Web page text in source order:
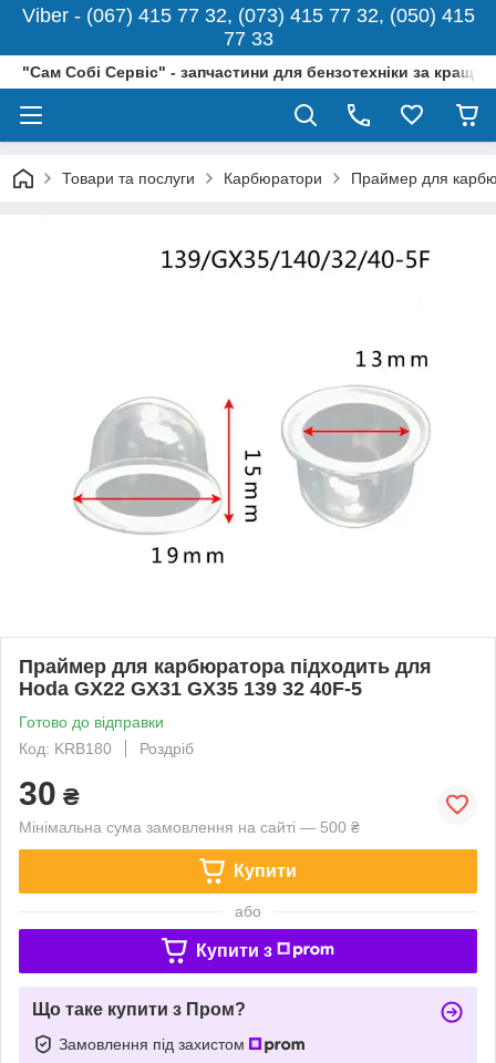
Viber - (067) 415 77 32, (073) 415 77 32, (050) 415
77 33
"Сам Собі Сервіс" - запчастини для бензотехніки за
Товари та послуги Карбюратори Праймер для
Праймер для карбюратора підходить для
Hoda GX22 GX31 GX35 139 32 40F-5
Готово до відправки
Код: KRB180
Роздріб
30 ₴
Мінімальна сума замовлення на сайті — 500 ₴
Купити
або
Купити з
Що таке купити з Пром?
Замовлення під захистом